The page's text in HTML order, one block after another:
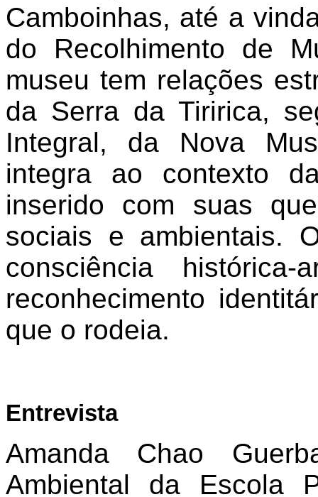
Camboinhas, até a
do Recolhimento de
museu tem relações
da Serra da Tiririca,
Integral, da Nova
integra ao contexto
inserido com suas
sociais e ambientais.
consciência histórica-
reconhecimento
que o rodeia.
Entrevista
Amanda Chao
Ambiental da Escola